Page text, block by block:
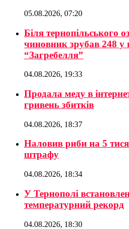
05.08.2026, 07:20
Біля тернопільського
чиновник зрубав 248 у
“Загребелля”
04.08.2026, 19:33
Продала меду в
гривень збитків
04.08.2026, 18:37
Наловив риби на 5
штрафу
04.08.2026, 18:34
У Тернополі
температурний рекорд
04.08.2026, 18:30